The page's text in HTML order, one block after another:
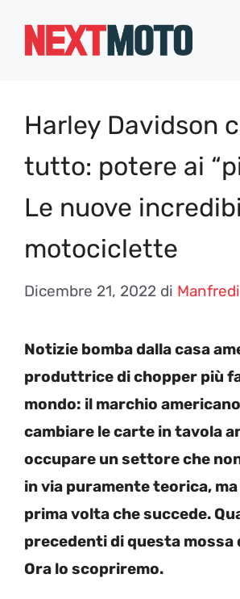
Harley Davidson
tutto: potere ai
Le nuove
motociclette
Dicembre 21, 2022 di
Notizie bomba dalla casa
produttrice di chopper più
mondo: il marchio
cambiare le carte in tavola
occupare un settore che
in via puramente teorica, ma
prima volta che succede.
precedenti di questa mossa
Ora lo scopriremo.